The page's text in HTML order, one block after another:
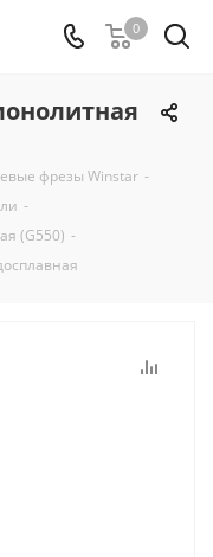
0
фрезы Winstar -
-
(G550) -